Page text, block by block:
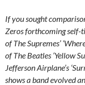
If you sought
Zeros forthcoming self-
of The Supremes’
of The Beatles ‘Yellow
Jefferson Airplane’s
shows a band evolved